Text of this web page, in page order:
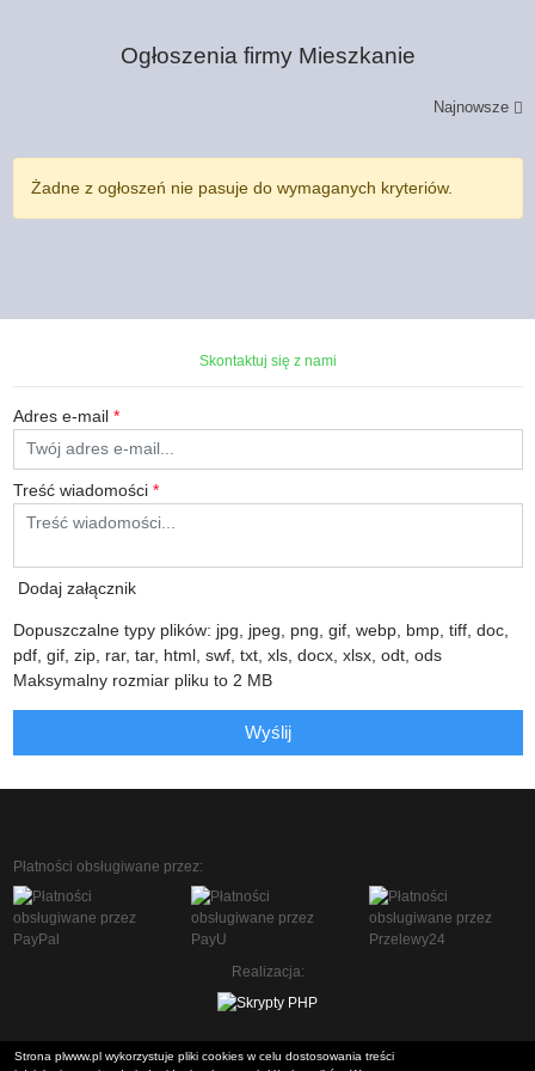
Ogłoszenia firmy Mieszkanie
Najnowsze
Żadne z ogłoszeń nie pasuje do wymaganych kryteriów.
Skontaktuj się z nami
Adres e-mail *
Treść wiadomości *
Dodaj załącznik
Dopuszczalne typy plików: jpg, jpeg, png, gif, webp, bmp, tiff, doc,
pdf, gif, zip, rar, tar, html, swf, txt, xls, docx, xlsx, odt, ods
Maksymalny rozmiar pliku to 2 MB
Wyślij
Płatności obsługiwane przez:
Realizacja:
Strona plwww.pl wykorzystuje pliki cookies w celu dostosowania treści